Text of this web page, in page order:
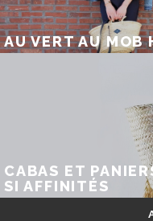
AU VERT AU MOB
CABAS ET
SI AFFINITÉS